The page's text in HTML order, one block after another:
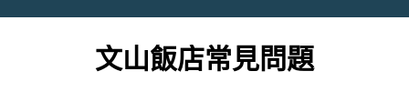
文山飯店常見問題